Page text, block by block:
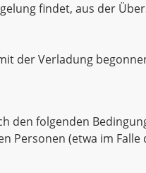
findet, aus der
der Verladung
den folgenden
Personen (etwa im Falle